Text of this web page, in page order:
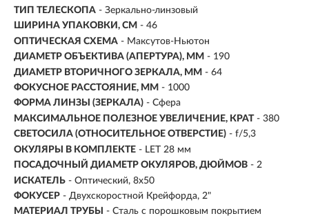
ТИП ТЕЛЕСКОПА - Зеркально-линзовый
ШИРИНА УПАКОВКИ, СМ - 46
ОПТИЧЕСКАЯ СХЕМА - Максутов-Ньютон
ДИАМЕТР ОБЪЕКТИВА (АПЕРТУРА), ММ - 190
ДИАМЕТР ВТОРИЧНОГО ЗЕРКАЛА, ММ - 64
ФОКУСНОЕ РАССТОЯНИЕ, ММ - 1000
ФОРМА ЛИНЗЫ (ЗЕРКАЛА) - Сфера
МАКСИМАЛЬНОЕ ПОЛЕЗНОЕ УВЕЛИЧЕНИЕ, КРАТ - 380
СВЕТОСИЛА (ОТНОСИТЕЛЬНОЕ ОТВЕРСТИЕ) - f/5,3
ОКУЛЯРЫ В КОМПЛЕКТЕ - LET 28 мм
ПОСАДОЧНЫЙ ДИАМЕТР ОКУЛЯРОВ, ДЮЙМОВ - 2
ИСКАТЕЛЬ - Оптический, 8х50
ФОКУСЕР - Двухскоростной Крейфорда, 2"
МАТЕРИАЛ ТРУБЫ
- Сталь с порошковым покрытием